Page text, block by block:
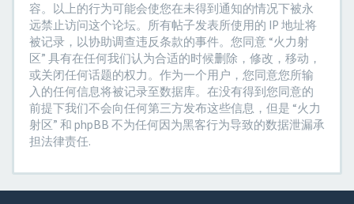
容。以上的行为可能会使您在未得到通知的情况下被永
远禁止访问这个论坛。所有帖子发表所使用的 IP 地址将
被记录，以协助调查违反条款的事件。您同意 “火力射
区” 具有在任何我们认为合适的时候删除，修改，移动，
或关闭任何话题的权力。作为一个用户，您同意您所输
入的任何信息将被记录至数据库。在没有得到您同意的
前提下我们不会向任何第三方发布这些信息，但是 “火力
射区” 和 phpBB 不为任何因为黑客行为导致的数据泄漏承
担法律责任.